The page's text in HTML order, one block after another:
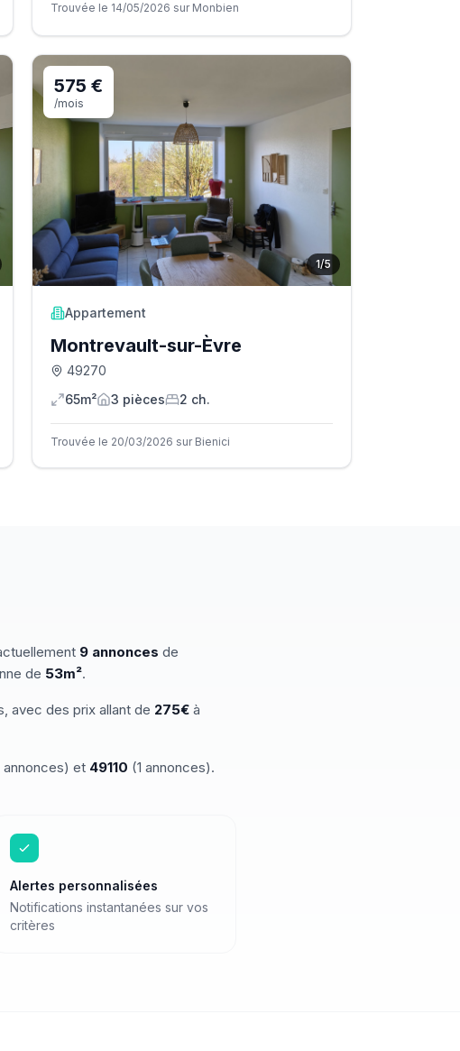
Trouvée le 14/05/2026 sur Monbien
1/5
575 €
/mois
Appartement
Montrevault-sur-Èvre
49270
65m²
3 pièces 2 ch.
Trouvée le 20/03/2026 sur Bienici
9 annonces de
de 53m².
, avec des prix allant de 275€ à
annonces) et 49110 (1 annonces).
Alertes personnalisées
Notifications instantanées sur vos
critères